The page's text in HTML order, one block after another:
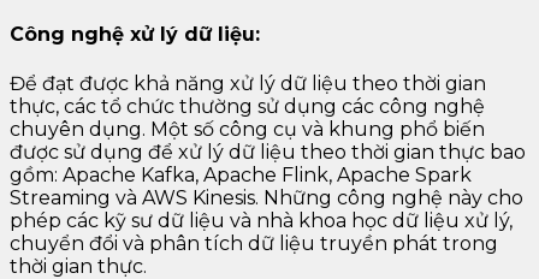
Công nghệ xử lý dữ liệu:
Để đạt được khả năng xử lý dữ liệu theo thời gian
thực, các tổ chức thường sử dụng các công nghệ
chuyên dụng. Một số công cụ và khung phổ biến
được sử dụng để xử lý dữ liệu theo thời gian thực bao
gồm: Apache Kafka, Apache Flink, Apache Spark
Streaming và AWS Kinesis. Những công nghệ này cho
phép các kỹ sư dữ liệu và nhà khoa học dữ liệu xử lý,
chuyển đổi và phân tích dữ liệu truyền phát trong
thời gian thực.